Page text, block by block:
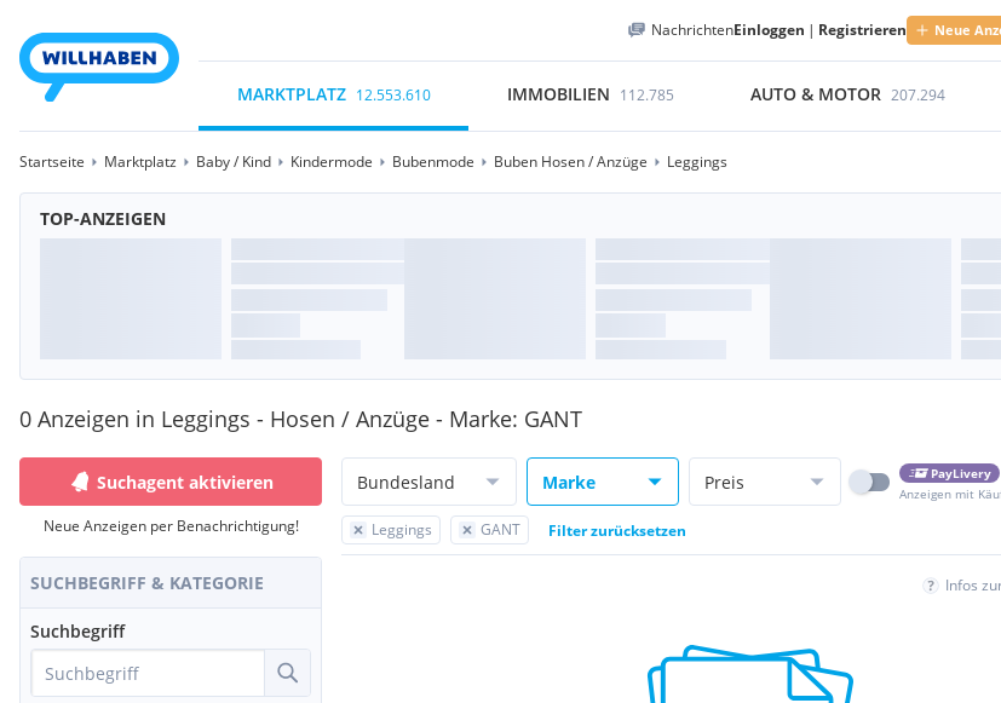
NachrichtenEinloggen | Registrieren Neue
MARKTPLATZ 12.553.610 IMMOBILIEN 112.785 AUTO & MOTOR 207.294
Startseite Marktplatz Baby / Kind Kindermode Bubenmode Buben Hosen / Anzüge Leggings
TOP-ANZEIGEN
0 Anzeigen in Leggings - Hosen / Anzüge - Marke: GANT
Suchagent aktivieren
Neue Anzeigen per Benachrichtigung!
SUCHBEGRIFF & KATEGORIE
Suchbegriff
Bundesland Marke Preis
PayLivery
Anzeigen mit
Leggings GANT Filter zurücksetzen
Infos